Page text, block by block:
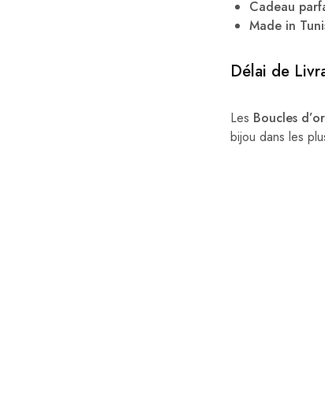
Cadeau
Made in
Délai de
Les Boucles
bijou dans les